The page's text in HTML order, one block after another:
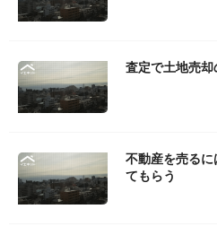
査定で土地売却
不動産を売る
てもらう